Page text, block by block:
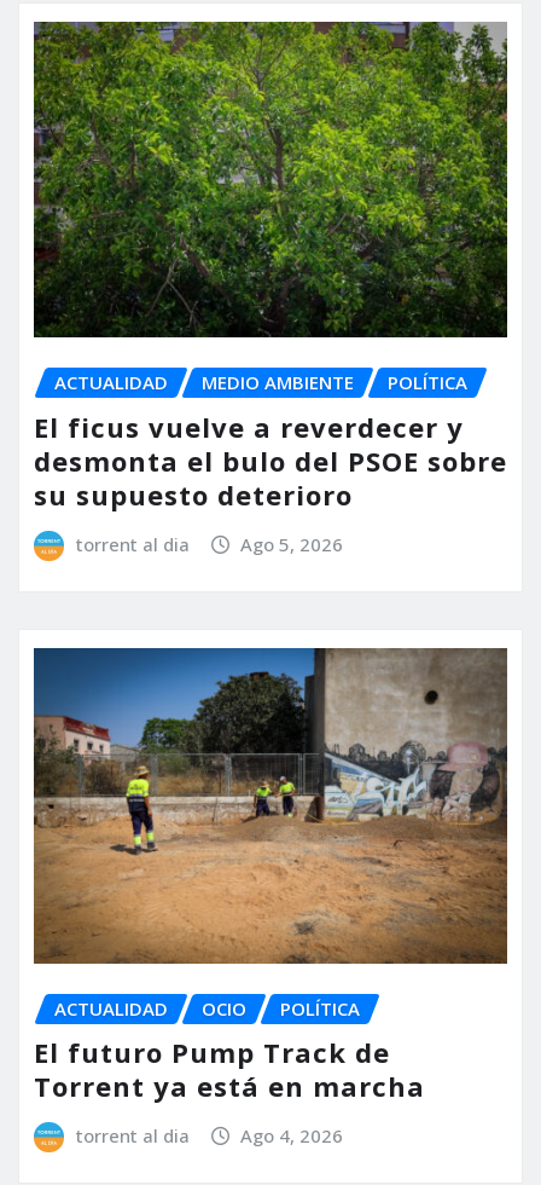
ACTUALIDAD MEDIO AMBIENTE POLÍTICA
El ficus vuelve a reverdecer y
desmonta el bulo del PSOE sobre
su supuesto deterioro
torrent al dia Ago 5, 2026
ACTUALIDAD OCIO POLÍTICA
El futuro Pump Track de
Torrent ya está en marcha
torrent al dia Ago 4, 2026